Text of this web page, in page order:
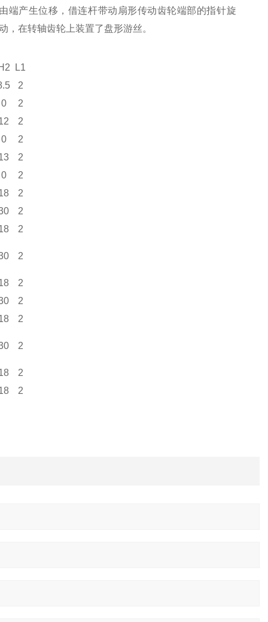
端产生位移，借连杆带动扇形传动齿轮端部的指针旋
在转轴齿轮上装置了盘形游丝。
L1
2
0
2
2
0
2
2
0
2
2
2
2
2
2
2
2
2
2
2